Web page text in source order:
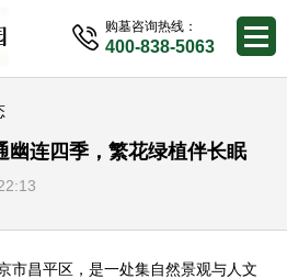
购墓咨询热线：
400-838-5063
幽连四季，繁花绿植伴长眠
市昌平区，是一处集自然景观与人文